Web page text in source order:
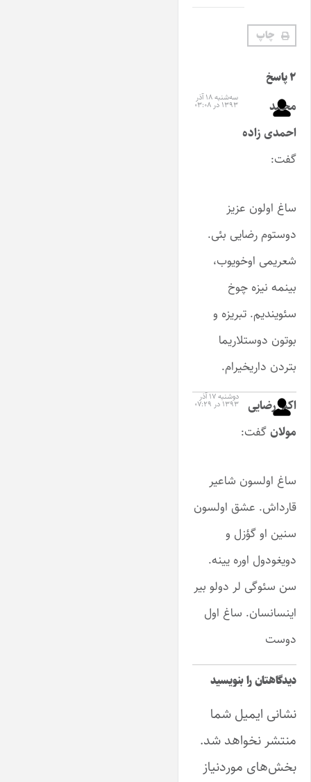
چاپ
۲ پاسخ
محمد
احمدی زاده
گفت:
سه‌شنبه ۱۸ آذر
۱۳۹۳ در ۰۳:۰۸
ساغ اولون عزیز
دوستوم رضایی بئی.
شعریمی اوخویوب،
بینمه نیزه چوخ
سئویندیم. تبریزه و
بوتون دوستلاریما
بتردن داریخیرام.
اکبر رضایی
مولانگفت:
دوشنبه ۱۷ آذر
۱۳۹۳ در ۰۷:۲۹
ساغ اولسون شاعیر
قارداش. عشق اولسون
سنین او گؤزل و
دویغودول اوره یینه.
سن سئوگی لر دولو بیر
اینسانسان. ساغ اول
دوست
دیدگاهتان را بنویسید
نشانی ایمیل شما
منتشر نخواهد شد.
بخش‌های موردنیاز